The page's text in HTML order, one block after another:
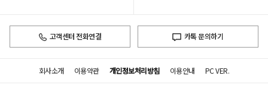
고객센터 전화연결 카톡 문의하기
회사소개 이용약관 개인정보처리방침 이용안내 PC VER.